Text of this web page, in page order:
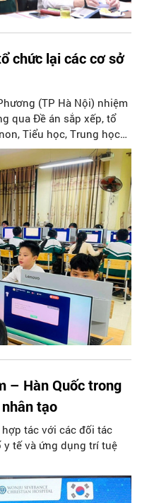
chức lại các cơ sở
(TP Hà Nội) nhiệm
qua Đề án sắp xếp, tổ
Tiểu học, Trung học
toàn, thành lập tổ chức
lập sau sắp xếp trên địa
– Hàn Quốc trong
tạo
tác với các đối tác
y tế và ứng dụng trí tuệ